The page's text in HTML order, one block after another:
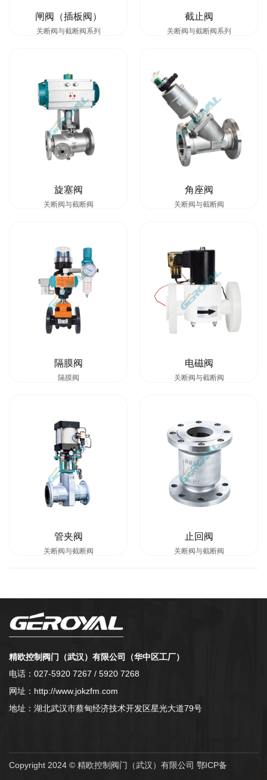
闸阀（插板阀）
关断阀与截断阀系列
截止阀
关断阀与截断阀系列
旋塞阀
关断阀与截断阀
角座阀
关断阀与截断阀
隔膜阀
隔膜阀
电磁阀
关断阀与截断阀
管夹阀
关断阀与截断阀
止回阀
关断阀与截断阀
精欧控制阀门（武汉）有限公司（华中区工厂）
电话：027-5920 7267 / 5920 7268
网址：http://www.jokzfm.com
地址：湖北武汉市蔡甸经济技术开发区星光大道79号
Copyright 2024 © 精欧控制阀门（武汉）有限公司 鄂ICP备